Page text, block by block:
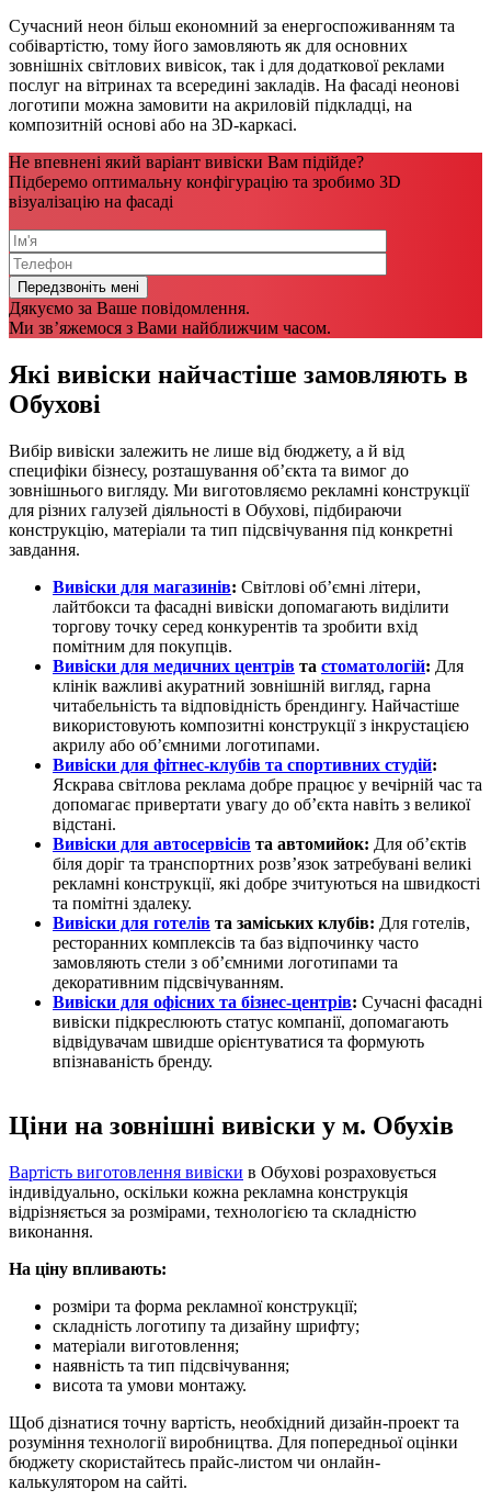
Сучасний неон більш економний за енергоспоживанням та
собівартістю, тому його замовляють як для основних
зовнішніх світлових вивісок, так і для додаткової реклами
послуг на вітринах та всередині закладів. На фасаді неонові
логотипи можна замовити на акриловій підкладці, на
композитній основі або на 3D-каркасі.
Не впевнені який варіант вивіски Вам підійде?
Підберемо оптимальну конфігурацію та зробимо 3D
візуалізацію на фасаді
Дякуємо за Ваше повідомлення.
Ми зв’яжемося з Вами найближчим часом.
Які вивіски найчастіше замовляють в
Обухові
Вибір вивіски залежить не лише від бюджету, а й від
специфіки бізнесу, розташування об’єкта та вимог до
зовнішнього вигляду. Ми виготовляємо рекламні конструкції
для різних галузей діяльності в Обухові, підбираючи
конструкцію, матеріали та тип підсвічування під конкретні
завдання.
Вивіски для магазинів: Світлові об’ємні літери,
лайтбокси та фасадні вивіски допомагають виділити
торгову точку серед конкурентів та зробити вхід
помітним для покупців.
Вивіски для медичних центрів та стоматологій: Для
клінік важливі акуратний зовнішній вигляд, гарна
читабельність та відповідність брендингу. Найчастіше
використовують композитні конструкції з інкрустацією
акрилу або об’ємними логотипами.
Вивіски для фітнес-клубів та спортивних студій:
Яскрава світлова реклама добре працює у вечірній час та
допомагає привертати увагу до об’єкта навіть з великої
відстані.
Вивіски для автосервісів та автомийок: Для об’єктів
біля доріг та транспортних розв’язок затребувані великі
рекламні конструкції, які добре зчитуються на швидкості
та помітні здалеку.
Вивіски для готелів та заміських клубів: Для готелів,
ресторанних комплексів та баз відпочинку часто
замовляють стели з об’ємними логотипами та
декоративним підсвічуванням.
Вивіски для офісних та бізнес-центрів: Сучасні фасадні
вивіски підкреслюють статус компанії, допомагають
відвідувачам швидше орієнтуватися та формують
впізнаваність бренду.
Ціни на зовнішні вивіски у м. Обухів
Вартість виготовлення вивіски в Обухові розраховується
індивідуально, оскільки кожна рекламна конструкція
відрізняється за розмірами, технологією та складністю
виконання.
На ціну впливають:
розміри та форма рекламної конструкції;
складність логотипу та дизайну шрифту;
матеріали виготовлення;
наявність та тип підсвічування;
висота та умови монтажу.
Щоб дізнатися точну вартість, необхідний дизайн-проект та
розуміння технології виробництва. Для попередньої оцінки
бюджету скористайтесь прайс-листом чи онлайн-
калькулятором на сайті.